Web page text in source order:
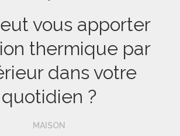
vous apporter
thermique par
dans votre
quotidien ?
MAISON